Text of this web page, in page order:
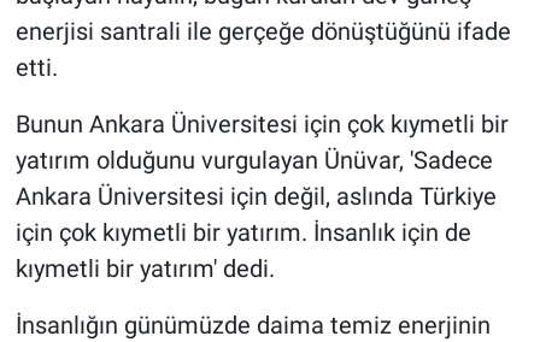
enerjisi santrali ile gerçeğe dönüştüğünü ifade
etti.
Bunun Ankara Üniversitesi için çok kıymetli bir
yatırım olduğunu vurgulayan Ünüvar, 'Sadece
Ankara Üniversitesi için değil, aslında Türkiye
için çok kıymetli bir yatırım. İnsanlık için de
kıymetli bir yatırım' dedi.
İnsanlığın günümüzde daima temiz enerjinin